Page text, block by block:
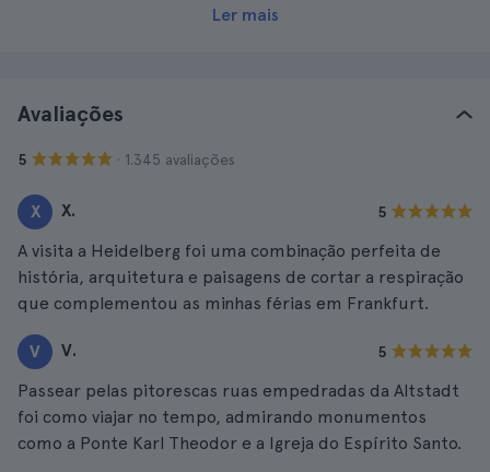
Ler mais
Avaliações
5 · 1.345 avaliações
X X. 5
A visita a Heidelberg foi uma combinação perfeita de
história, arquitetura e paisagens de cortar a respiração
que complementou as minhas férias em Frankfurt.
V V. 5
Passear pelas pitorescas ruas empedradas da Altstadt
foi como viajar no tempo, admirando monumentos
como a Ponte Karl Theodor e a Igreja do Espírito Santo.